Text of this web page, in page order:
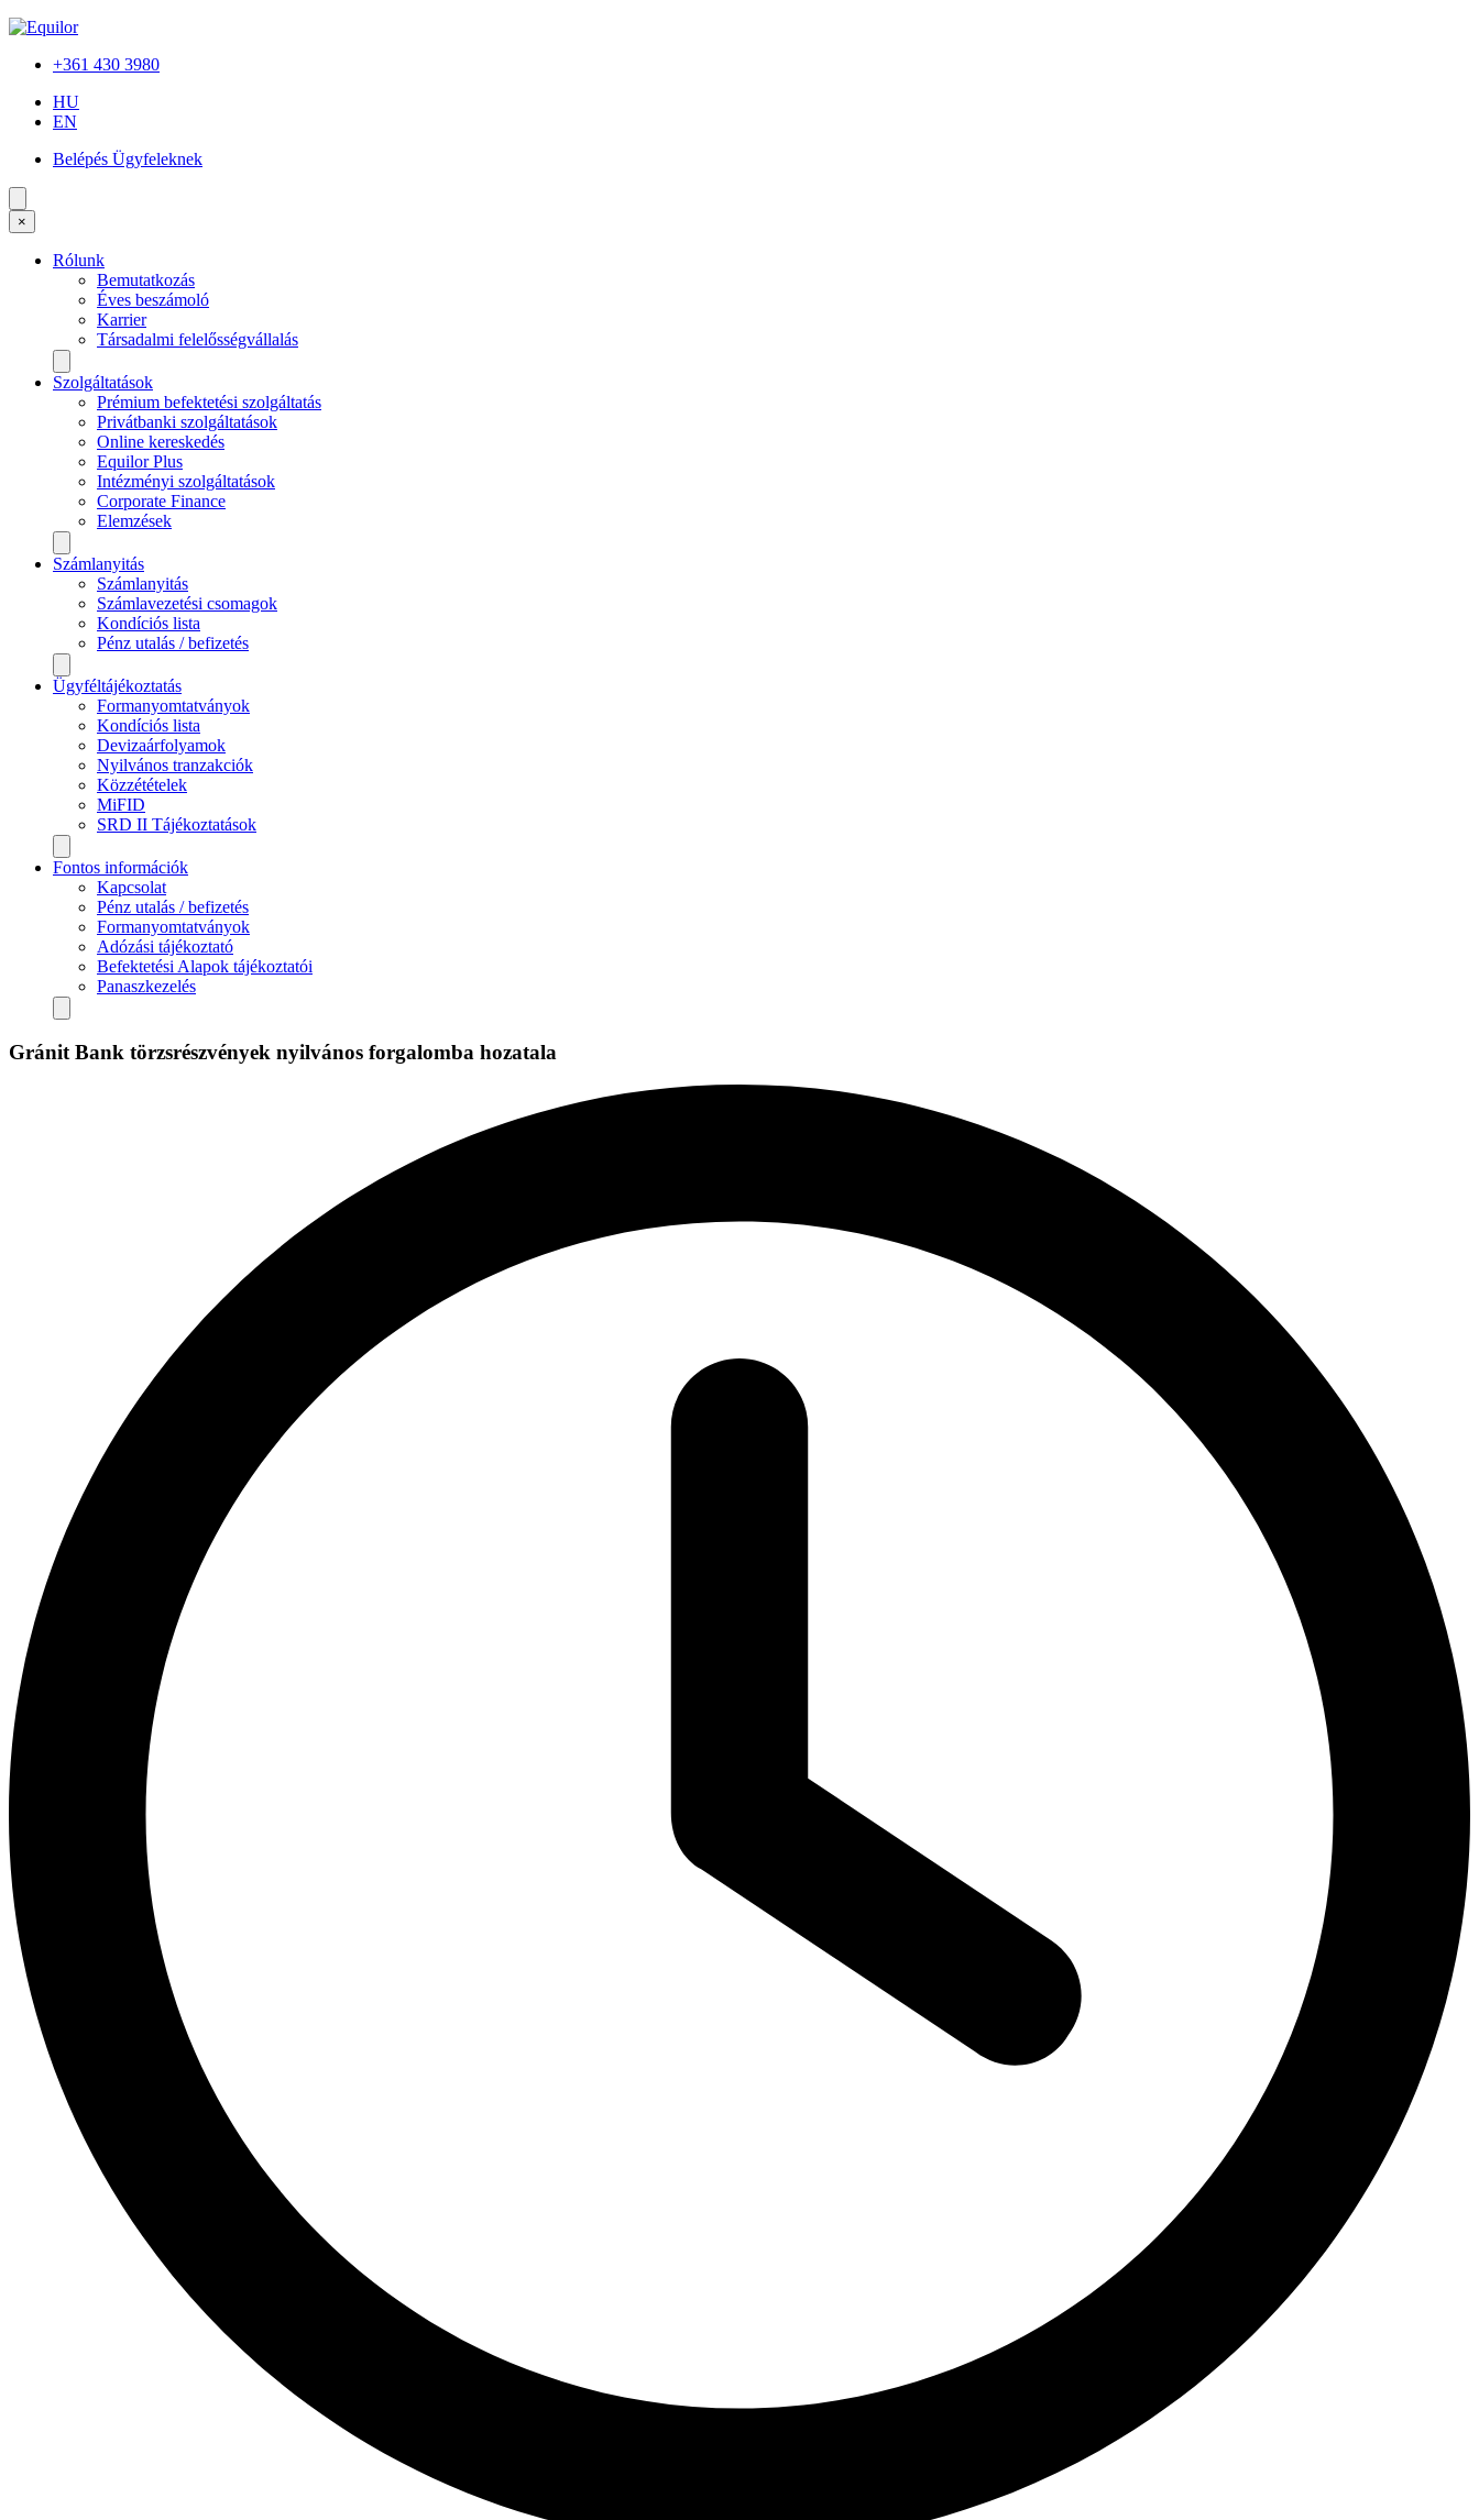
+361 430 3980
HU
EN
Belépés Ügyfeleknek
×
Rólunk
Bemutatkozás
Éves beszámoló
Karrier
Társadalmi felelősségvállalás
Szolgáltatások
Prémium befektetési szolgáltatás
Privátbanki szolgáltatások
Online kereskedés
Equilor Plus
Intézményi szolgáltatások
Corporate Finance
Elemzések
Számlanyitás
Számlanyitás
Számlavezetési csomagok
Kondíciós lista
Pénz utalás / befizetés
Ügyféltájékoztatás
Formanyomtatványok
Kondíciós lista
Devizaárfolyamok
Nyilvános tranzakciók
Közzétételek
MiFID
SRD II Tájékoztatások
Fontos információk
Kapcsolat
Pénz utalás / befizetés
Formanyomtatványok
Adózási tájékoztató
Befektetési Alapok tájékoztatói
Panaszkezelés
Gránit Bank törzsrészvények nyilvános forgalomba hozatala